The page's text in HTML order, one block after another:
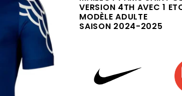
VERSION 4TH AVEC 1
MODÈLE ADULTE
SAISON 2024-2025